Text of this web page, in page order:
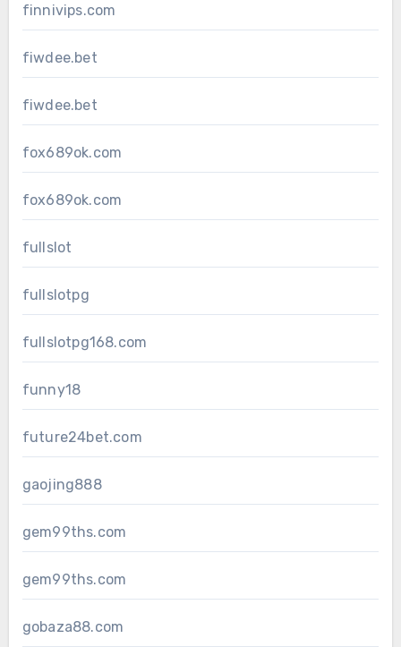
finnivips.com
fiwdee.bet
fiwdee.bet
fox689ok.com
fox689ok.com
fullslot
fullslotpg
fullslotpg168.com
funny18
future24bet.com
gaojing888
gem99ths.com
gem99ths.com
gobaza88.com